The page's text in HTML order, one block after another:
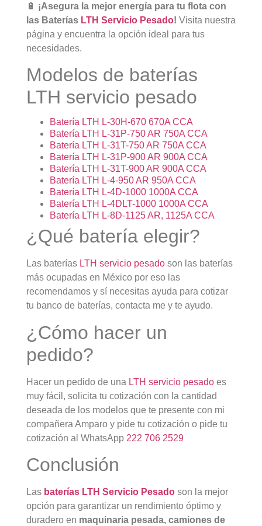
🔋 ¡Asegura la mejor energía para tu flota con
las Baterías LTH Servicio Pesado! Visita nuestra
página y encuentra la opción ideal para tus
necesidades.
Modelos de baterías
LTH servicio pesado
Batería LTH L-30H-670 670A CCA
Batería LTH L-31P-750 AR 750A CCA
Batería LTH L-31T-750 AR 750A CCA
Batería LTH L-31P-900 AR 900A CCA
Batería LTH L-31T-900 AR 900A CCA
Batería LTH L-4-950 AR 950A CCA
Batería LTH L-4D-1000 1000A CCA
Batería LTH L-4DLT-1000 1000A CCA
Batería LTH L-8D-1125 AR, 1125A CCA
¿Qué batería elegir?
Las baterías LTH servicio pesado son las baterías
más ocupadas en México por eso las
recomendamos y sí necesitas ayuda para cotizar
tu banco de baterías, contacta me y te ayudo.
¿Cómo hacer un
pedido?
Hacer un pedido de una LTH servicio pesado es
muy fácil, solicita tu cotización con la cantidad
deseada de los modelos que te presente con mi
compañera Amparo y pide tu cotización o pide tu
cotización al WhatsApp 222 706 2529
Conclusión
Las baterías LTH Servicio Pesado son la mejor
opción para garantizar un rendimiento óptimo y
duradero en maquinaria pesada, camiones de